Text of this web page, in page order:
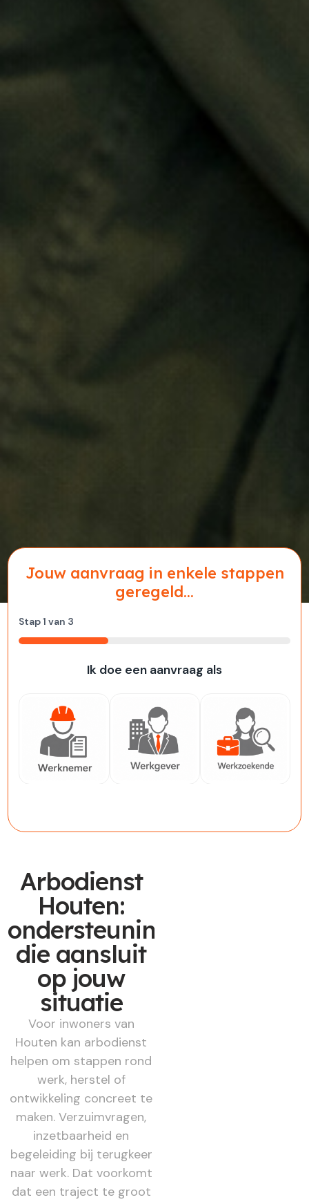
Jouw aanvraag in enkele stappen
geregeld...
Stap1 van 3
33%
Ik doe een aanvraag als
Arbodienst
Houten:
ondersteuning
die aansluit
op jouw
situatie
Voor inwoners van
Houten kan arbodienst
helpen om stappen rond
werk, herstel of
ontwikkeling concreet te
maken. Verzuimvragen,
inzetbaarheid en
begeleiding bij terugkeer
naar werk. Dat voorkomt
dat een traject te groot